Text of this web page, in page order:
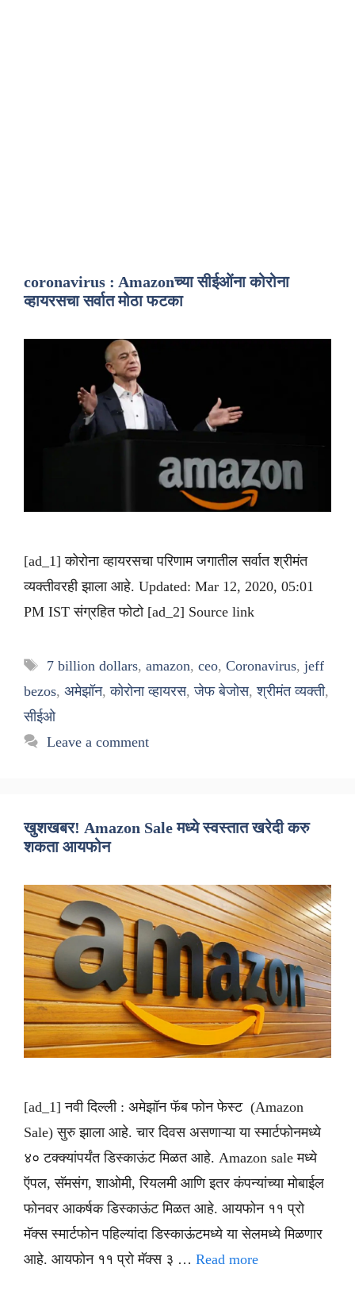
coronavirus : Amazonच्या सीईओंना कोरोना
व्हायरसचा सर्वात मोठा फटका
[ad_1] कोरोना व्हायरसचा परिणाम जगातील सर्वात श्रीमंत
व्यक्तीवरही झाला आहे. Updated: Mar 12, 2020, 05:01
PM IST संग्रहित फोटो [ad_2] Source link
Tags
7 billion dollars, amazon, ceo, Coronavirus, jeff
bezos, अमेझॉन,कोरोना व्हायरस,जेफ बेजोस,श्रीमंत व्यक्ती,
सीईओ
Leave a comment
खुशखबर! Amazon Sale मध्ये स्वस्तात खरेदी करु
शकता आयफोन
[ad_1] नवी दिल्ली : अमेझॉन फॅब फोन फेस्ट (Amazon
Sale) सुरु झाला आहे. चार दिवस असणाऱ्या या स्मार्टफोनमध्ये
४० टक्क्यांपर्यंत डिस्काऊंट मिळत आहे. Amazon sale मध्ये
ऍपल, सॅमसंग, शाओमी, रियलमी आणि इतर कंपन्यांच्या मोबाईल
फोनवर आकर्षक डिस्काऊंट मिळत आहे. आयफोन ११ प्रो
मॅक्स स्मार्टफोन पहिल्यांदा डिस्काऊंटमध्ये या सेलमध्ये मिळणार
आहे. आयफोन ११ प्रो मॅक्स ३ … Read more